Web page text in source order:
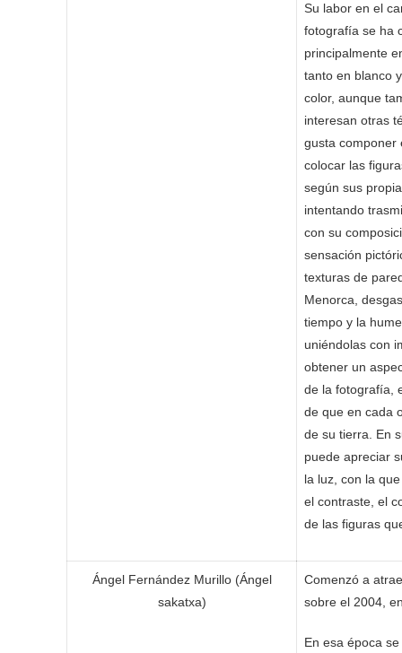
Su labor en el
fotografía se ha
principalmente
tanto en blanco
color, aunque
interesan otras
gusta componer
colocar las
según sus
intentando
con su
sensación
texturas de
Menorca,
tiempo y la
uniéndolas con
obtener un
de la fotografía,
de que en cada
de su tierra. En
puede apreciar
la luz, con la
el contraste, el
de las figuras
Ángel Fernández Murillo (Ángel
sakatxa)
Comenzó a
sobre el 2004,
En esa época